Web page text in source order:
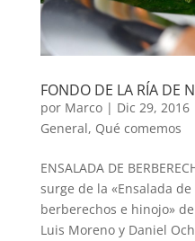
FONDO DE LA RÍA DE
por Marco| Dic 29, 2016
General, Qué comemos
ENSALADA DE
surge de la «Ensalada
berberechos e hinojo»
Luis Moreno y Daniel